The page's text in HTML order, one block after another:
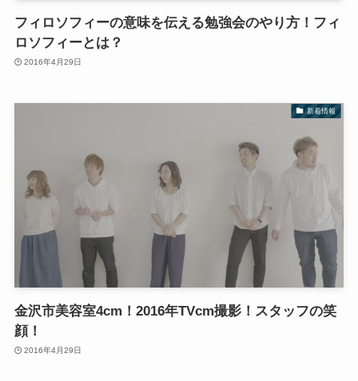
フィロソフィーの意味を伝える勉強会のやり方！フィ
ロソフィーとは？
2016年4月29日
新着情報
金沢市美容室4cm！2016年TVcm撮影！スタッフの笑
顔！
2016年4月29日